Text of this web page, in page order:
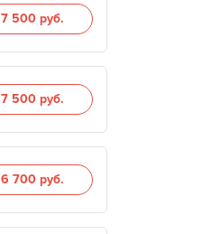
7 500 руб.
7 500 руб.
6 700 руб.